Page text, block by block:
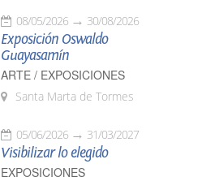
08/05/2026 30/08/2026
Exposición Oswaldo
Guayasamín
ARTE / EXPOSICIONES
Santa Marta de Tormes
05/06/2026 31/03/2027
Visibilizar lo elegido
EXPOSICIONES